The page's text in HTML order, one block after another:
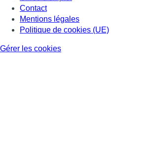
Contact
Mentions légales
Politique de cookies (UE)
Gérer les cookies